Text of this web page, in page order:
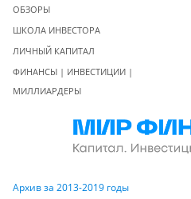
ОБЗОРЫ
ШКОЛА ИНВЕСТОРА
ЛИЧНЫЙ КАПИТАЛ
ФИНАНСЫ | ИНВЕСТИЦИИ |
МИЛЛИАРДЕРЫ
Архив за 2013-2019 годы